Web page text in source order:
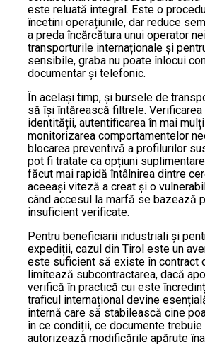
este reluată integral. Este o
încetini operațiunile, dar reduce
a preda încărcătura unui operator
transporturile internaționale și
sensibile, graba nu poate înlocui
documentar și telefonic.
În același timp, și bursele de
să își întărească filtrele. Verificarea
identității, autentificarea în mai
monitorizarea comportamentelor
blocarea preventivă a profilurilor
pot fi tratate ca opțiuni
făcut mai rapidă întâlnirea dintre
aceeași viteză a creat și o
când accesul la marfă se bazează
insuficient verificate.
Pentru beneficiarii industriali și
expediții, cazul din Tirol este un
este suficient să existe în contract
limitează subcontractarea, dacă
verifică în practică cui este
traficul internațional devine
internă care să stabilească cine
în ce condiții, ce documente
autorizează modificările apărute